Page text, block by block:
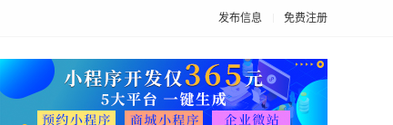
发布信息 免费注册